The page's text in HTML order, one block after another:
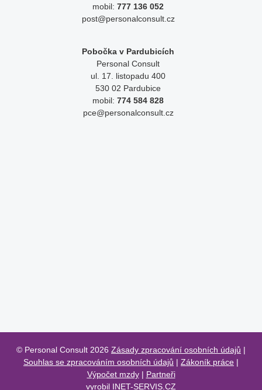
mobil: 777 136 052
post@personalconsult.cz
Pobočka v Pardubicích
Personal Consult
ul. 17. listopadu 400
530 02 Pardubice
mobil: 774 584 828
pce@personalconsult.cz
© Personal Consult 2026 Zásady zpracování osobních údajů |
Souhlas se zpracováním osobních údajů | Zákoník práce |
Výpočet mzdy| Partneři
vyrobil INET-SERVIS.CZ